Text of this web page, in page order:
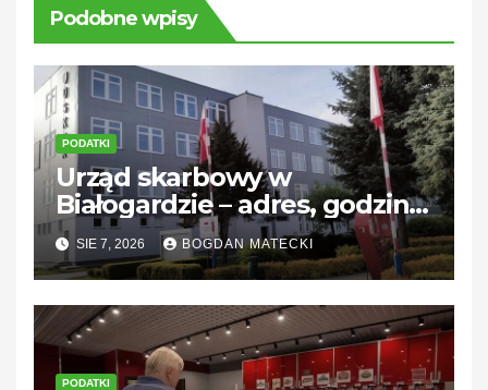
Podobne wpisy
PODATKI
Urząd skarbowy w
Białogardzie – adres, godziny
i kontakt
SIE 7, 2026 BOGDAN MATECKI
PODATKI